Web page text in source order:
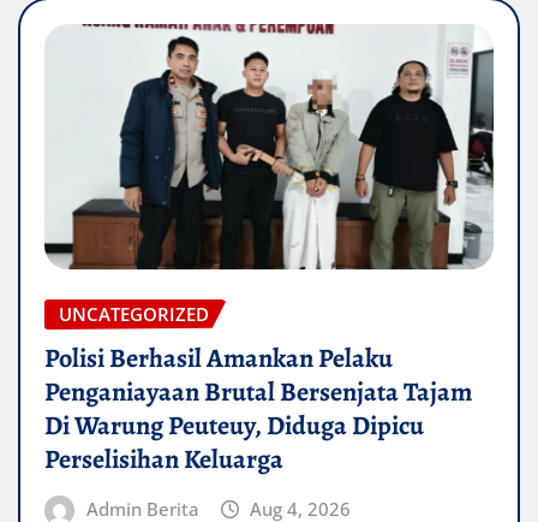
UNCATEGORIZED
Polisi Berhasil Amankan Pelaku
Penganiayaan Brutal Bersenjata Tajam
Di Warung Peuteuy, Diduga Dipicu
Perselisihan Keluarga
Admin Berita Aug 4, 2026